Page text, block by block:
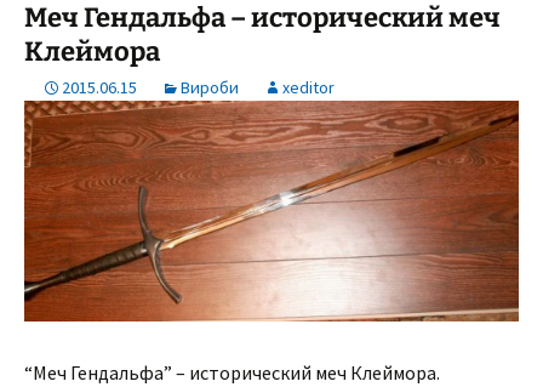
Меч Гендальфа – исторический меч
Клеймора
2015.06.15 Вироби xeditor
“Меч Гендальфа” – исторический меч Клеймора.